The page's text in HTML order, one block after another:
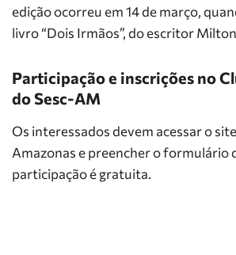
edição ocorreu em 14 de março,
livro “Dois Irmãos”, do escritor
Participação e inscrições no
do Sesc-AM
Os interessados devem acessar o
Amazonas e preencher o formulário
participação é gratuita.